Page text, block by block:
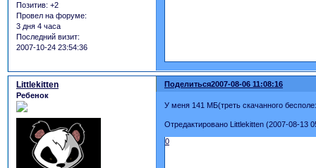
Позитив: +2
Провел на форуме:
3 дня 4 часа
Последний визит:
2007-10-24 23:54:36
Поделиться2007-08-06 11:08:16
Littlekitten
Ребенок
У меня 141 МБ(треть скачанного
Отредактировано Littlekitten (2007-08-13
0